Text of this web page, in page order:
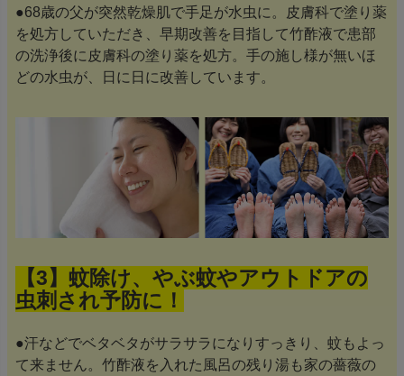
●68歳の父が突然乾燥肌で手足が水虫に。皮膚科で塗り薬
を処方していただき、早期改善を目指して竹酢液で患部
の洗浄後に皮膚科の塗り薬を処方。手の施し様が無いほ
どの水虫が、日に日に改善しています。
【3】蚊除け、やぶ蚊やアウトドアの
虫刺され予防に！
●汗などでベタベタがサラサラになりすっきり、蚊もよっ
て来ません。竹酢液を入れた風呂の残り湯も家の薔薇の